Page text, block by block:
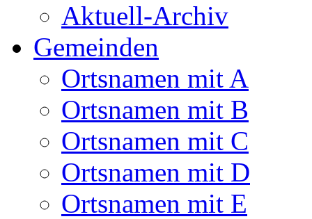
Aktuell-Archiv
Gemeinden
Ortsnamen mit A
Ortsnamen mit B
Ortsnamen mit C
Ortsnamen mit D
Ortsnamen mit E